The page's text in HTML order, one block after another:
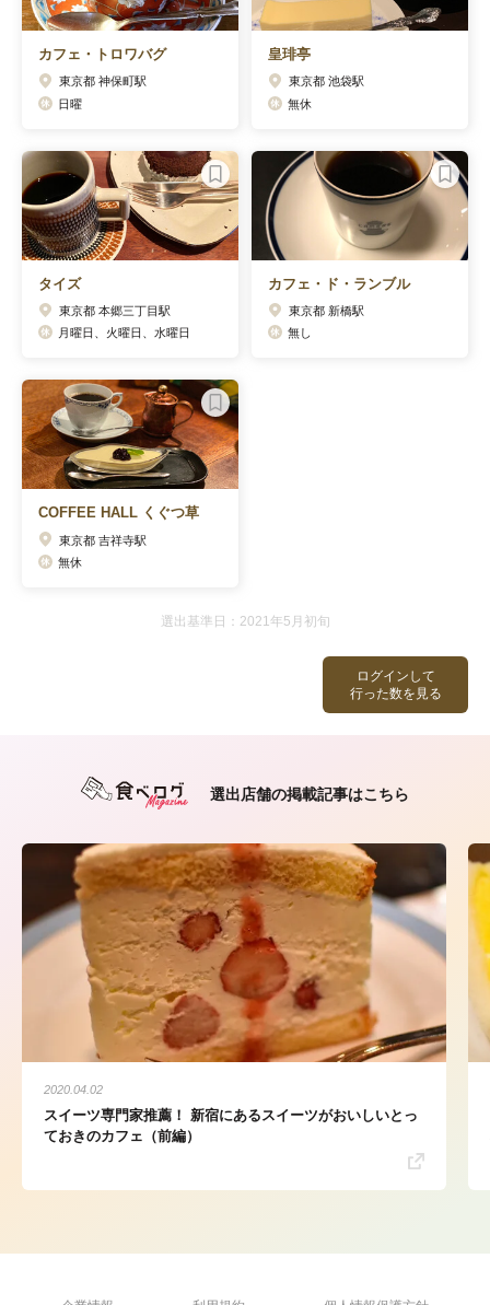
ログインして
行った数を見る
カフェ・トロワバグ
東京都 神保町駅
日曜
皇琲亭
東京都 池袋駅
無休
タイズ
東京都 本郷三丁目駅
月曜日、火曜日、水曜日
カフェ・ド・ランブル
東京都 新橋駅
無し
COFFEE HALL くぐつ草
東京都 吉祥寺駅
無休
選出基準日：2021年5月初旬
選出店舗の掲載記事はこちら
2020.04.02
スイーツ専門家推薦！ 新宿にあるスイーツがおいしいとっ
ておきのカフェ（前編）